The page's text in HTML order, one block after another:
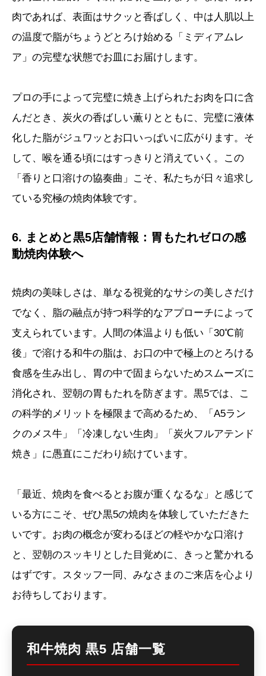
肉であれば、表面はサクッと香ばしく、中は人肌以上
の温度で脂がちょうどとろけ始める「ミディアムレ
ア」の完璧な状態でお皿にお届けします。
プロの手によって完璧に焼き上げられたお肉を口に含
んだとき、炭火の香ばしい薫りとともに、完璧に液体
化した脂がジュワッとお口いっぱいに広がります。そ
して、喉を通る頃にはすっきりと消えていく。この
「香りと口溶けの協奏曲」こそ、私たちが日々追求し
ている究極の焼肉体験です。
6. まとめと黒5店舗情報：胃もたれゼロの感
動焼肉体験へ
焼肉の美味しさは、単なる視覚的なサシの美しさだけ
でなく、脂の融点が持つ科学的なアプローチによって
支えられています。人間の体温よりも低い「30℃前
後」で溶ける和牛の脂は、お口の中で極上のとろける
食感を生み出し、胃の中で固まらないためスムーズに
消化され、翌朝の胃もたれを防ぎます。黒5では、こ
の科学的メリットを極限まで高めるため、「A5ラン
クのメス牛」「冷凍しない生肉」「炭火フルアテンド
焼き」に愚直にこだわり続けています。
「最近、焼肉を食べるとお腹が重くなるな」と感じて
いる方にこそ、ぜひ黒5の焼肉を体験していただきた
いです。お肉の概念が変わるほどの軽やかな口溶け
と、翌朝のスッキリとした目覚めに、きっと驚かれる
はずです。スタッフ一同、みなさまのご来店を心より
お待ちしております。
和牛焼肉 黒5 店舗一覧